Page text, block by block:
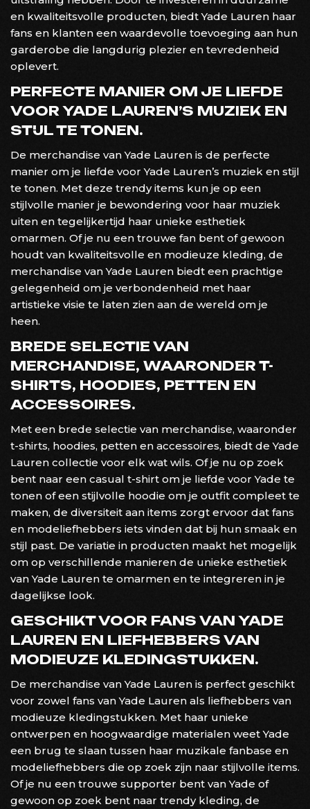
en kwaliteitsvolle producten, biedt Yade Lauren haar
fans en klanten een waardevolle toevoeging aan hun
garderobe die langdurig plezier en tevredenheid
oplevert.
PERFECTE MANIER OM JE LIEFDE
VOOR YADE LAUREN’S MUZIEK EN
STIJL TE TONEN.
De merchandise van Yade Lauren is de perfecte
manier om je liefde voor Yade Lauren’s muziek en stijl
te tonen. Met deze trendy items kun je op een
stijlvolle manier je bewondering voor haar muziek
uiten en tegelijkertijd haar unieke esthetiek
omarmen. Of je nu een trouwe fan bent of gewoon
houdt van kwaliteitsvolle en modieuze kleding, de
merchandise van Yade Lauren biedt een prachtige
gelegenheid om je verbondenheid met haar
artistieke visie te laten zien aan de wereld om je
heen.
BREDE SELECTIE VAN
MERCHANDISE, WAARONDER T-
SHIRTS, HOODIES, PETTEN EN
ACCESSOIRES.
Met een brede selectie van merchandise, waaronder
t-shirts, hoodies, petten en accessoires, biedt de Yade
Lauren collectie voor elk wat wils. Of je nu op zoek
bent naar een casual t-shirt om je liefde voor Yade te
tonen of een stijlvolle hoodie om je outfit compleet te
maken, de diversiteit aan items zorgt ervoor dat fans
en modeliefhebbers iets vinden dat bij hun smaak en
stijl past. De variatie in producten maakt het mogelijk
om op verschillende manieren de unieke esthetiek
van Yade Lauren te omarmen en te integreren in je
dagelijkse look.
GESCHIKT VOOR FANS VAN YADE
LAUREN EN LIEFHEBBERS VAN
MODIEUZE KLEDINGSTUKKEN.
De merchandise van Yade Lauren is perfect geschikt
voor zowel fans van Yade Lauren als liefhebbers van
modieuze kledingstukken. Met haar unieke
ontwerpen en hoogwaardige materialen weet Yade
een brug te slaan tussen haar muzikale fanbase en
modeliefhebbers die op zoek zijn naar stijlvolle items.
Of je nu een trouwe supporter bent van Yade of
gewoon op zoek bent naar trendy kleding, de